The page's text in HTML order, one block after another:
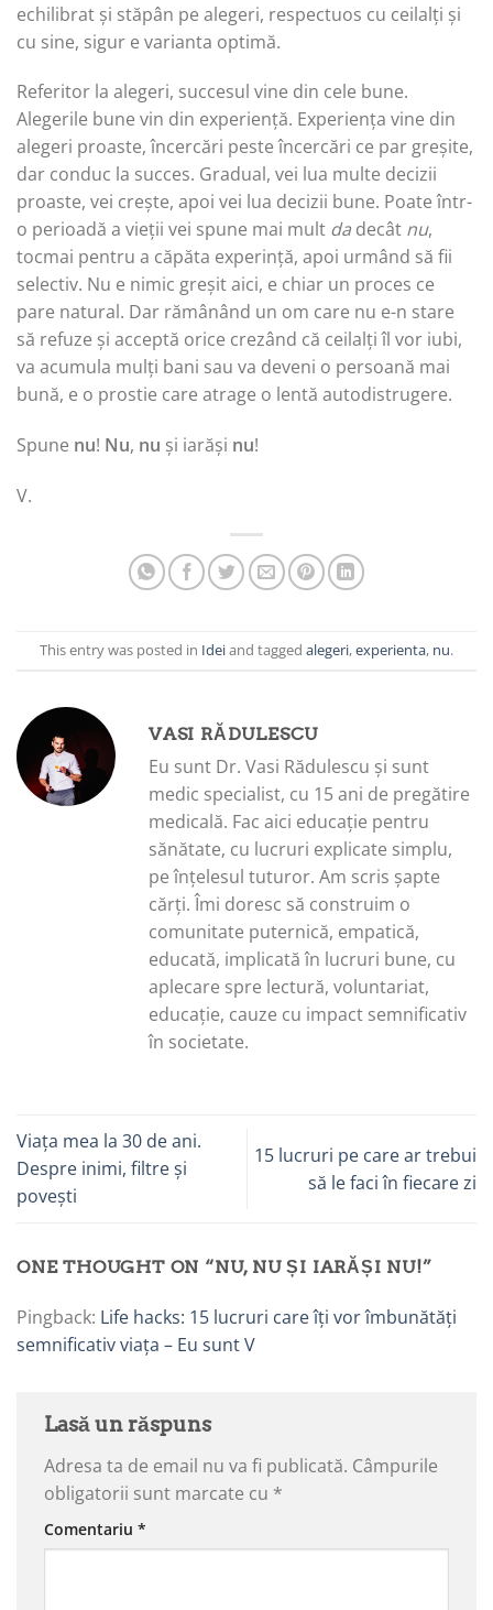
echilibrat și stăpân pe alegeri, respectuos cu ceilalți și
cu sine, sigur e varianta optimă.
Referitor la alegeri, succesul vine din cele bune.
Alegerile bune vin din experiență. Experiența vine din
alegeri proaste, încercări peste încercări ce par greșite,
dar conduc la succes. Gradual, vei lua multe decizii
proaste, vei crește, apoi vei lua decizii bune. Poate într-
o perioadă a vieții vei spune mai mult da decât nu,
tocmai pentru a căpăta experință, apoi urmând să fii
selectiv. Nu e nimic greșit aici, e chiar un proces ce
pare natural. Dar rămânând un om care nu e-n stare
să refuze și acceptă orice crezând că ceilalți îl vor iubi,
va acumula mulți bani sau va deveni o persoană mai
bună, e o prostie care atrage o lentă autodistrugere.
Spune nu! Nu, nu și iarăși nu!
V.
This entry was posted in Ideiand tagged alegeri,experienta, nu.
VASI RĂDULESCU
Eu sunt Dr. Vasi Rădulescu și sunt
medic specialist, cu 15 ani de pregătire
medicală. Fac aici educație pentru
sănătate, cu lucruri explicate simplu,
pe înțelesul tuturor. Am scris șapte
cărți. Îmi doresc să construim o
comunitate puternică, empatică,
educată, implicată în lucruri bune, cu
aplecare spre lectură, voluntariat,
educație, cauze cu impact semnificativ
în societate.
Viața mea la 30 de ani.
Despre inimi, filtre și
povești
15 lucruri pe care ar trebui
să le faci în fiecare zi
ONE THOUGHT ON “NU, NU ȘI IARĂȘI NU!”
Pingback: Life hacks: 15 lucruri care îți vor îmbunătăți
semnificativ viața – Eu sunt V
Lasă un răspuns
Adresa ta de email nu va fi publicată. Câmpurile
obligatorii sunt marcate cu *
Comentariu *